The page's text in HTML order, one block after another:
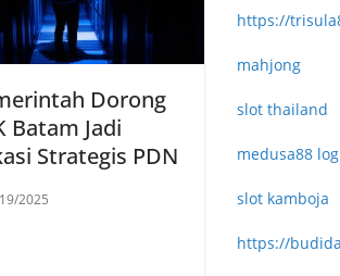
Dorong
Batam Jadi
Strategis PDN
2025
https://
mahjong
slot thailand
medusa88
slot kamboja
https://